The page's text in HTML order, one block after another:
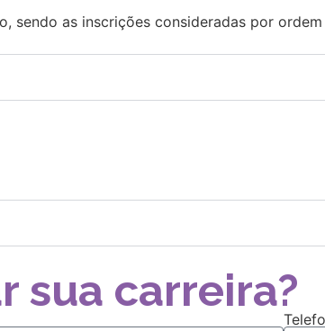
sendo as inscrições consideradas por
sua carreira?